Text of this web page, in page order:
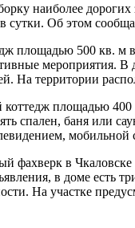
наиболее
сутки. Об этом
площадью 500 кв. м
мероприятия. В
На территории
площадью
спален, баня или
фахверк в
в доме есть
На участке